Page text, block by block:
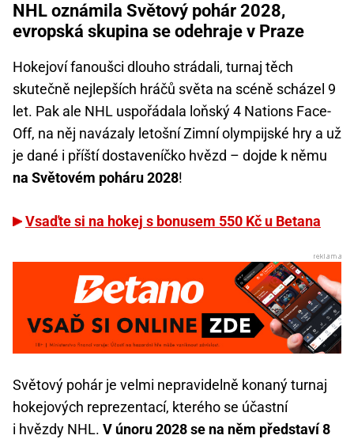
NHL oznámila Světový pohár 2028,
evropská skupina se odehraje v Praze
Hokejoví fanoušci dlouho strádali, turnaj těch
skutečně nejlepších hráčů světa na scéně scházel 9
let. Pak ale NHL uspořádala loňský 4 Nations Face-
Off, na něj navázaly letošní Zimní olympijské hry a už
je dané i příští dostaveníčko hvězd – dojde k němu
na Světovém poháru 2028!
Vsaďte si na hokej s bonusem 550 Kč u Betana
Světový pohár je velmi nepravidelně konaný turnaj
hokejových reprezentací, kterého se účastní
i hvězdy NHL. V únoru 2028 se na něm představí 8